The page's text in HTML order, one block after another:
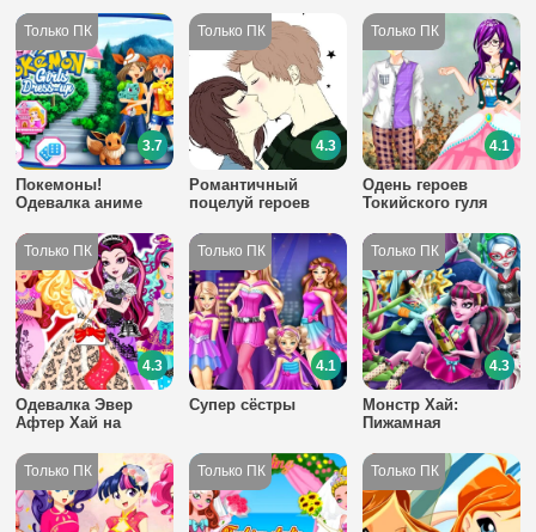
Покемоны!
Одевалка аниме
3.7
Романтичный
поцелуй героев
4.3
Одень героев
Токийского гуля
4.1
Одевалка Эвер
Афтер Хай на
4.3
Супер сёстры
4.1
Монстр Хай:
Пижамная
4.3